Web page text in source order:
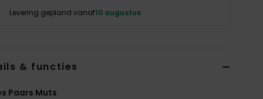
Levering gepland vanaf10 augustus
& functies
Paars Muts